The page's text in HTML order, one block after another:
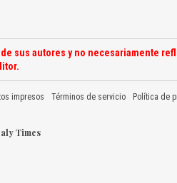
sus autores y no necesariamente
impresos Términos de servicio Política de
Times